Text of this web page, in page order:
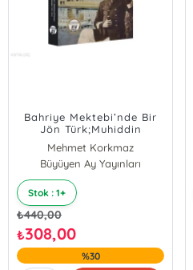
Bahriye Mektebi’nde Bir
Jön Türk;Muhiddin
Atayiğit ve II. Abdülhamid
Dönemi Bahriye Mektebi
Hatıraları (1892-1898) -
Fotoğraflarla -
Mehmet Korkmaz
Büyüyen Ay Yayınları
Stok : 1+
₺440,00
₺308,00
%30